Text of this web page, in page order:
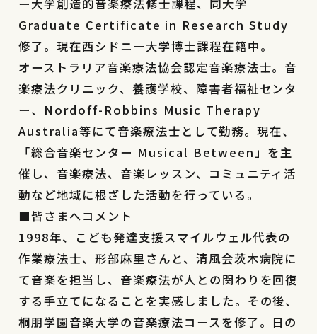
ー大学創造的音楽療法修士課程、同大学
Graduate Certificate in Research Study
修了。現在西シドニー大学博士課程在籍中。
オーストラリア音楽療法協会認定音楽療法士。音
楽療法クリニック、養護学校、障害者福祉センタ
ー、Nordoff-Robbins Music Therapy
Australia等にて音楽療法士として勤務。現在、
「総合音楽センター Musical Between」を主
催し、音楽療法、音楽レッスン、コミュニティ活
動など地域に根ざした活動を行っている。
■皆さまへコメント
1998年、こども発達支援スマイルウェル代表の
作業療法士、形部麻里さんと、清風会茨木病院に
て音楽を担当し、音楽療法が人との関わりを回復
する手立てになることを実感しました。その後、
桐朋学園音楽大学の音楽療法コースを修了。日の